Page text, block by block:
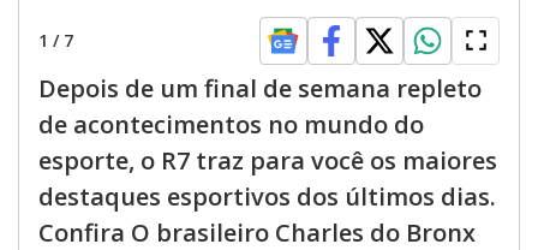
1 / 7
Depois de um final de semana repleto
de acontecimentos no mundo do
esporte, o R7 traz para você os maiores
destaques esportivos dos últimos dias.
Confira O brasileiro Charles do Bronx